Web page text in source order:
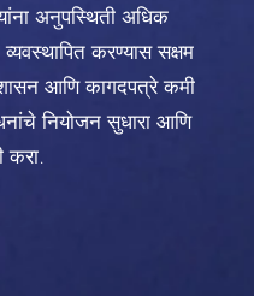
अनुपस्थिती अधिक
व्यवस्थापित करण्यास सक्षम
आणि कागदपत्रे कमी
नियोजन सुधारा आणि
करा.